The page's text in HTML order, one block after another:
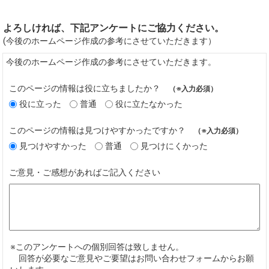
よろしければ、下記アンケートにご協力ください。
(今後のホームページ作成の参考にさせていただきます）
今後のホームページ作成の参考にさせていただきます。
このページの情報は役に立ちましたか？ （※入力必須）
役に立った 普通 役に立たなかった
このページの情報は見つけやすかったですか？ （※入力必須）
見つけやすかった 普通 見つけにくかった
ご意見・ご感想があればご記入ください
※このアンケートへの個別回答は致しません。
回答が必要なご意見やご要望はお問い合わせフォームからお願